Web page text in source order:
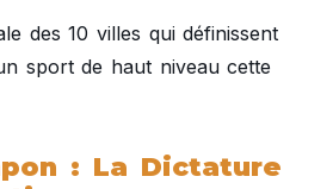
des 10 villes qui définissent
sport de haut niveau cette
: La Dictature